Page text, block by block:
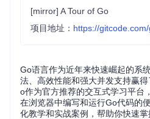
[mirror] A Tour of Go
项目地址： https://
Go语言作为近年来快速崛起的系
法、高效性能和强大并发支持赢
o作为官方推荐的交互式学习平台
在浏览器中编写和运行Go代码的
化教学和实战案例，帮助你快速